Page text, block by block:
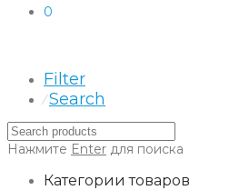
0
Filter
⁄ Search
Нажмите Enter для поиска
Категории товаров